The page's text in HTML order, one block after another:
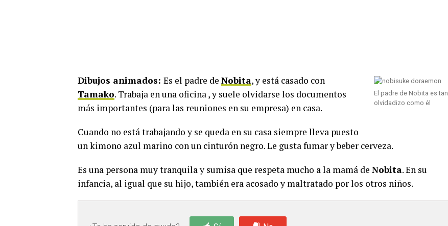
El padre de Nobita es tan
olvidadizo como él
Dibujos animados: Es el padre de Nobita, y está casado con
Tamako. Trabaja en una oficina , y suele olvidarse los documentos
más importantes (para las reuniones en su empresa) en casa.
Cuando no está trabajando y se queda en su casa siempre lleva puesto
un kimono azul marino con un cinturón negro. Le gusta fumar y beber cerveza.
Es una persona muy tranquila y sumisa que respeta mucho a la mamá de Nobita. En su
infancia, al igual que su hijo, también era acosado y maltratado por los otros niños.